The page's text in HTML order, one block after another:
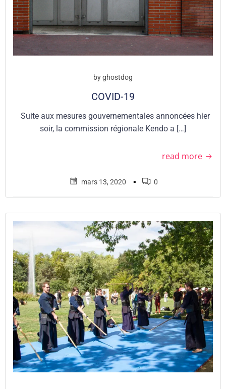
byghostdog
COVID-19
Suite aux mesures gouvernementales annoncées hier
soir, la commission régionale Kendo a […]
read more
mars 13, 2020 ▪ 0